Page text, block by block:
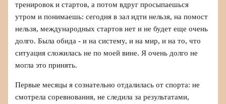
тренировок и стартов, а потом вдруг просыпаешься
утром и понимаешь: сегодня в зал идти нельзя, на помост
нельзя, международных стартов нет и не будет еще очень
долго. Была обида - и на систему, и на мир, и на то, что
ситуация сложилась не по моей вине. Я очень долго не
могла это принять.
Первые месяцы я сознательно отдалилась от спорта: не
смотрела соревнования, не следила за результатами,